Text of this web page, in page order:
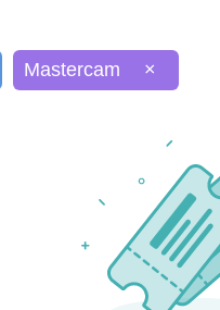
Mastercam ×